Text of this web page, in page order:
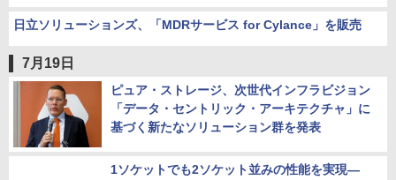
日立ソリューションズ、「MDRサービス for Cylance」を販売
7月19日
ピュア・ストレージ、次世代インフラビジョン
「データ・セントリック・アーキテクチャ」に
基づく新たなソリューション群を発表
1ソケットでも2ソケット並みの性能を実現―